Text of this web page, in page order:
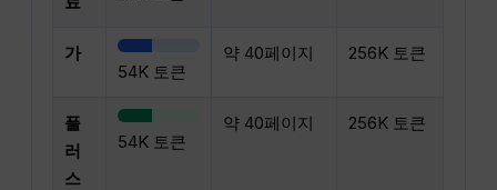
가
54K 토큰
약 40페이지 256K 토큰
플
러
스
54K 토큰
약 40페이지 256K 토큰